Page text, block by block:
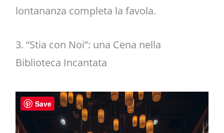
lontananza completa la favola.
3. “Stia con Noi”: una Cena nella
Biblioteca Incantata
Save